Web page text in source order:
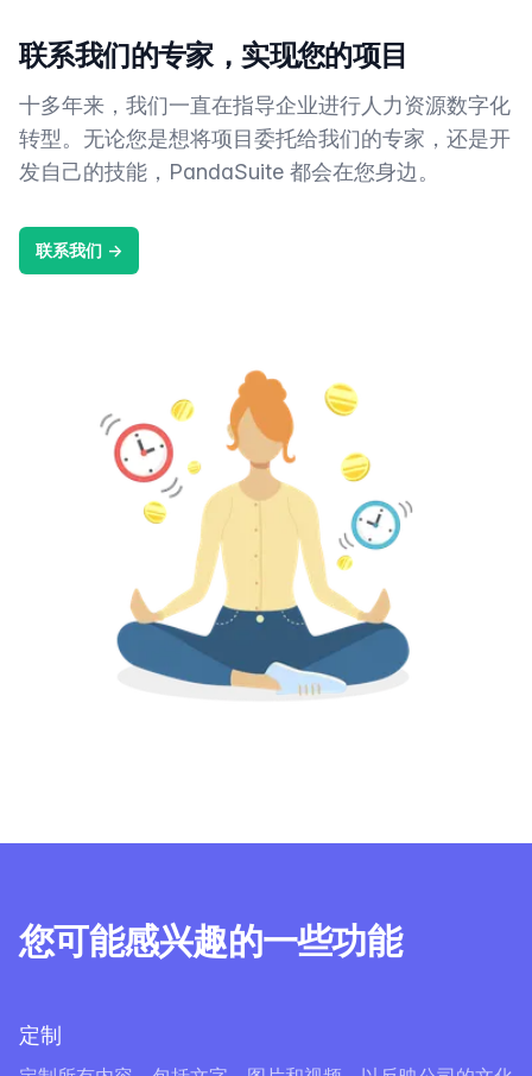
联系我们的专家，实现您的项目
十多年来，我们一直在指导企业进行人力资源数字化
转型。无论您是想将项目委托给我们的专家，还是开
发自己的技能，PandaSuite 都会在您身边。
联系我们 →
您可能感兴趣的一些功能
定制